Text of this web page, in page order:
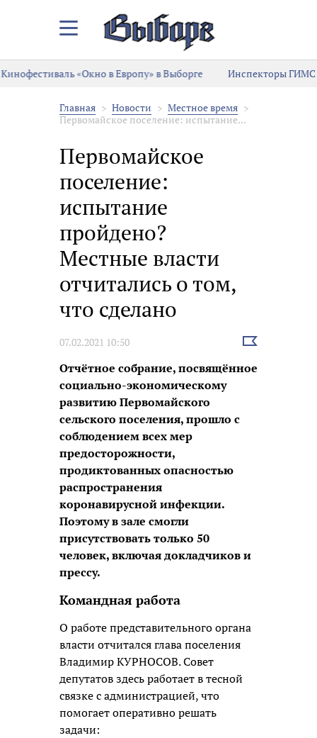
Закрыть/
меню
Кинофестиваль «Окно в Европу» в Выборге
Инспекторы ГИМС
Главная Новости
Местное время
Первомайское поселение: испытание...
Первомайское
поселение:
испытание
пройдено?
Местные власти
отчитались о том,
что сделано
07.02.2021 10:50
Выбрать
Отчётное собрание, посвящённое
социально-экономическому
развитию Первомайского
сельского поселения, прошло с
соблюдением всех мер
предосторожности,
продиктованных опасностью
распространения
коронавирусной инфекции.
Поэтому в зале смогли
присутствовать только 50
человек, включая докладчиков и
прессу.
Командная работа
О работе представительного органа
власти отчитался глава поселения
Владимир КУРНОСОВ. Совет
депутатов здесь работает в тесной
связке с администрацией, что
помогает оперативно решать
задачи: